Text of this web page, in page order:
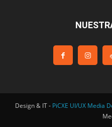
Design & IT - PiCXE UI/UX Media